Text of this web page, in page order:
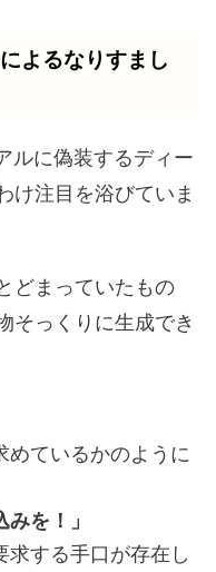
よるなりすまし
ルに偽装するディー
け注目を浴びていま
どまっていたもの
そっくりに生成でき
めているかのように
を！」
求する手口が存在し